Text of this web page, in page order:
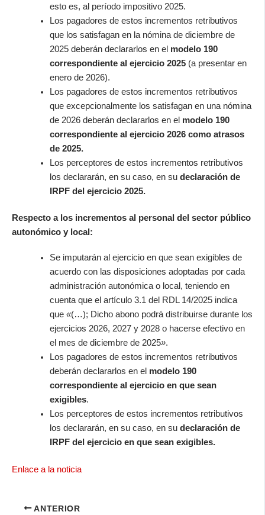
esto es, al período impositivo 2025.
Los pagadores de estos incrementos retributivos
que los satisfagan en la nómina de diciembre de
2025 deberán declararlos en el modelo 190
correspondiente al ejercicio 2025(a presentar en
enero de 2026).
Los pagadores de estos incrementos retributivos
que excepcionalmente los satisfagan en una nómina
de 2026 deberán declararlos en el modelo 190
correspondiente al ejercicio 2026 como atrasos
de 2025.
Los perceptores de estos incrementos retributivos
los declararán, en su caso, en su declaración de
IRPF del ejercicio 2025.
Respecto a los incrementos al personal del sector público
autonómico y local:
Se imputarán al ejercicio en que sean exigibles de
acuerdo con las disposiciones adoptadas por cada
administración autonómica o local, teniendo en
cuenta que el artículo 3.1 del RDL 14/2025 indica
que «(…); Dicho abono podrá distribuirse durante los
ejercicios 2026, 2027 y 2028 o hacerse efectivo en
el mes de diciembre de 2025».
Los pagadores de estos incrementos retributivos
deberán declararlos en el modelo 190
correspondiente al ejercicio en que sean
exigibles.
Los perceptores de estos incrementos retributivos
los declararán, en su caso, en su declaración de
IRPF del ejercicio en que sean exigibles.
Enlace a la noticia
ANTERIOR